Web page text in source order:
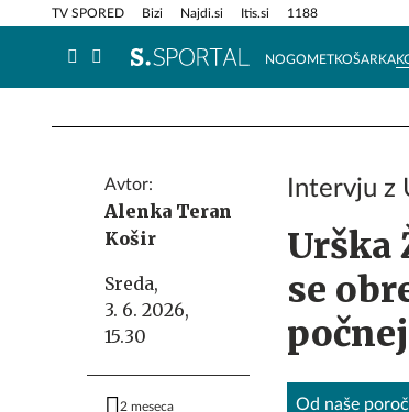
TV SPORED Bizi Najdi.si Itis.si 1188
NOGOMETKOŠARKA
Info in obvestila Tehnik
Avtor:
Alenka Teran
Košir
Sreda,
3. 6. 2026,
15.30
2 meseca
Intervju z
Urška
se
Od naše